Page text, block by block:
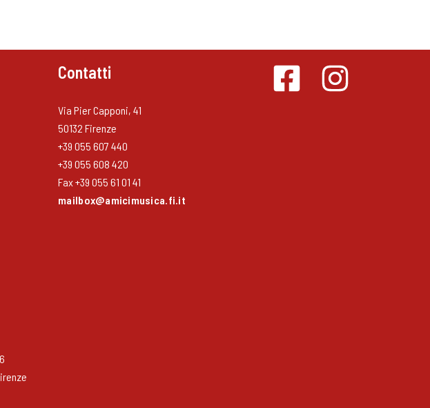
Contatti
Via Pier Capponi, 41
50132 Firenze
+39 055 607 440
+39 055 608 420
Fax +39 055 61 01 41
mailbox@amicimusica.fi.it